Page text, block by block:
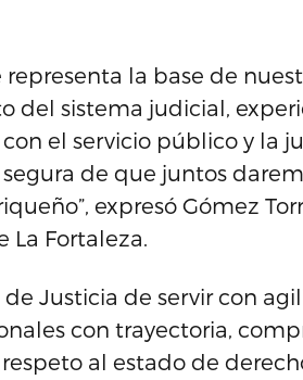
la base de
del sistema judicial,
el servicio público y la
de que juntos
expresó Gómez
La Fortaleza.
Justicia de servir con
con trayectoria,
al estado de